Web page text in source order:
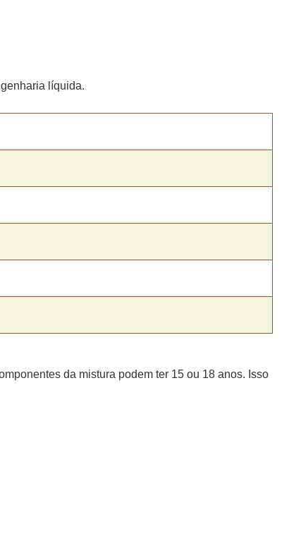
líquida.
da mistura podem ter 15 ou 18 anos. Isso